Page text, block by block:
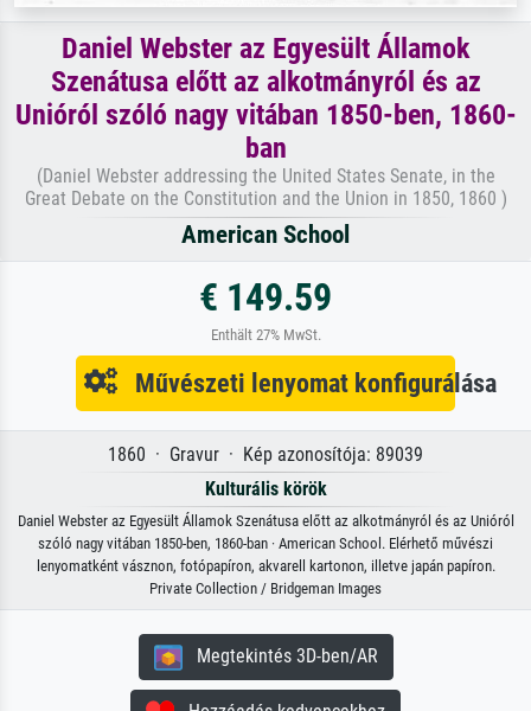
Daniel Webster az Egyesült Államok
Szenátusa előtt az alkotmányról és az
Unióról szóló nagy vitában 1850-ben, 1860-
ban
(Daniel Webster addressing the United States Senate, in the
Great Debate on the Constitution and the Union in 1850, 1860 )
American School
€ 149.59
Enthält 27% MwSt.
Művészeti lenyomat konfigurálása
1860 · Gravur · Kép azonosítója: 89039
Kulturális körök
Daniel Webster az Egyesült Államok Szenátusa előtt az alkotmányról és az Unióról
szóló nagy vitában 1850-ben, 1860-ban · American School. Elérhető művészi
lenyomatként vásznon, fotópapíron, akvarell kartonon, illetve japán papíron.
Private Collection / Bridgeman Images
Megtekintés 3D-ben/AR